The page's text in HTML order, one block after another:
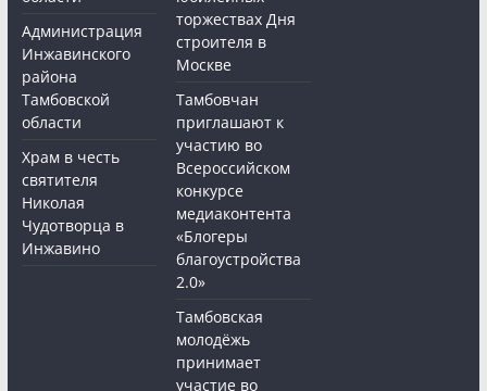
Администрация
Инжавинского
района
Тамбовской
области
Храм в честь
святителя
Николая
Чудотворца в
Инжавино
торжествах Дня
строителя в
Москве
Тамбовчан
приглашают к
участию во
Всероссийском
конкурсе
медиаконтента
«Блогеры
благоустройства
2.0»
Тамбовская
молодёжь
принимает
участие во